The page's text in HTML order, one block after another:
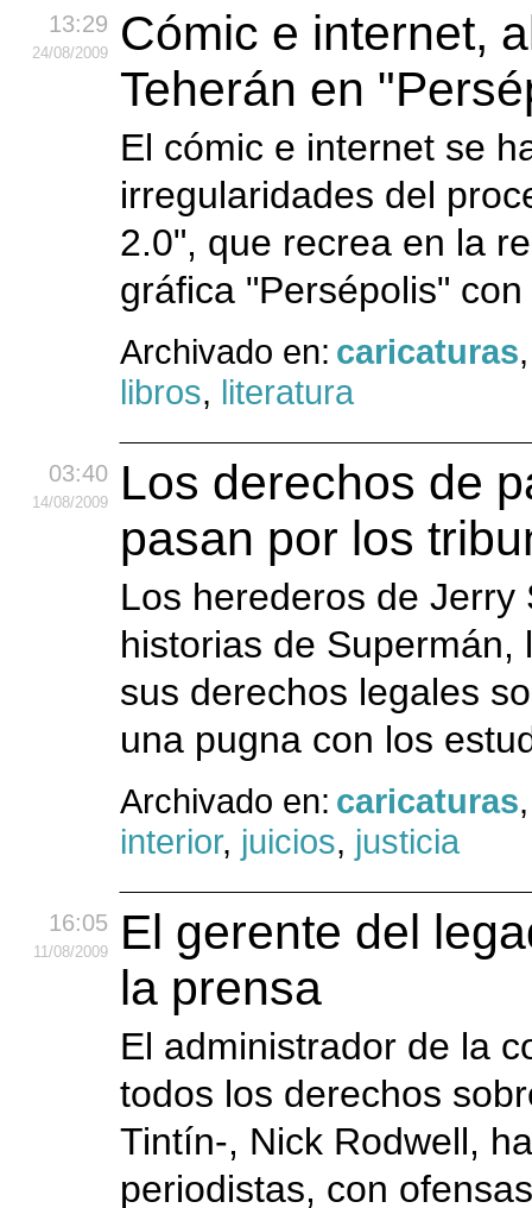
13:29
24/08/2009
Cómic e internet,
Teherán en
El cómic e internet se
irregularidades del
2.0", que recrea en la
gráfica "Persépolis"
Archivado en: caricaturas
libros, literatura
03:40
14/08/2009
Los derechos de
pasan por los
Los herederos de
historias de
sus derechos legales
una pugna con los
Archivado en: caricaturas
interior, juicios, justicia
16:05
11/08/2009
El gerente del
la prensa
El administrador de la
todos los derechos
Tintín-, Nick Rodwell,
periodistas, con